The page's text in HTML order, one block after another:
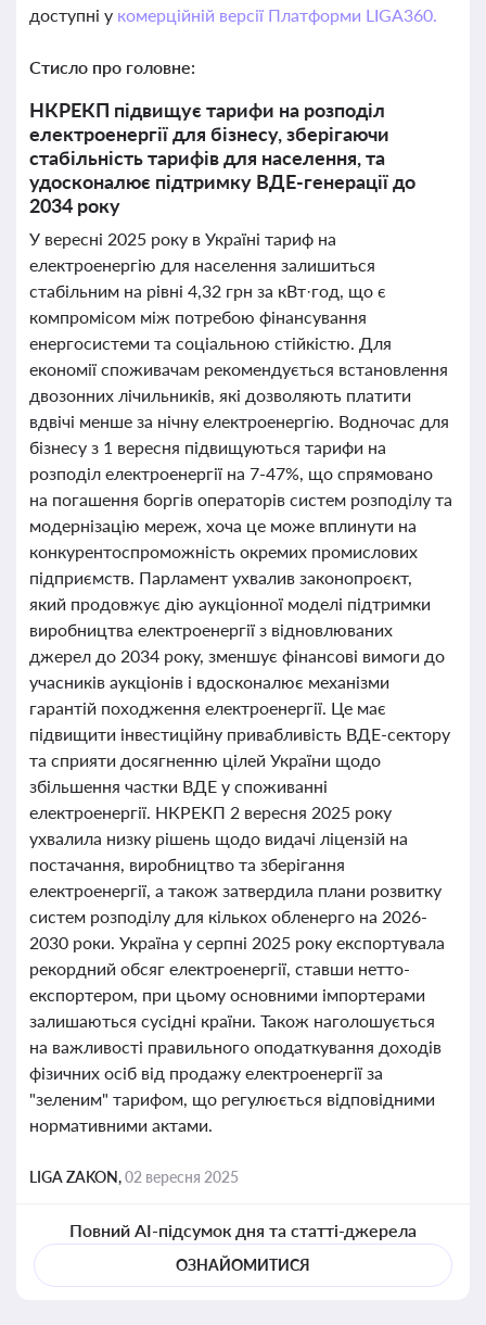
доступні у комерційній версії Платформи LIGA360.
Стисло про головне:
НКРЕКП підвищує тарифи на розподіл
електроенергії для бізнесу, зберігаючи
стабільність тарифів для населення, та
удосконалює підтримку ВДЕ-генерації до
2034 року
У вересні 2025 року в Україні тариф на
електроенергію для населення залишиться
стабільним на рівні 4,32 грн за кВт·год, що є
компромісом між потребою фінансування
енергосистеми та соціальною стійкістю. Для
економії споживачам рекомендується встановлення
двозонних лічильників, які дозволяють платити
вдвічі менше за нічну електроенергію. Водночас для
бізнесу з 1 вересня підвищуються тарифи на
розподіл електроенергії на 7-47%, що спрямовано
на погашення боргів операторів систем розподілу та
модернізацію мереж, хоча це може вплинути на
конкурентоспроможність окремих промислових
підприємств. Парламент ухвалив законопроєкт,
який продовжує дію аукціонної моделі підтримки
виробництва електроенергії з відновлюваних
джерел до 2034 року, зменшує фінансові вимоги до
учасників аукціонів і вдосконалює механізми
гарантій походження електроенергії. Це має
підвищити інвестиційну привабливість ВДЕ-сектору
та сприяти досягненню цілей України щодо
збільшення частки ВДЕ у споживанні
електроенергії. НКРЕКП 2 вересня 2025 року
ухвалила низку рішень щодо видачі ліцензій на
постачання, виробництво та зберігання
електроенергії, а також затвердила плани розвитку
систем розподілу для кількох обленерго на 2026-
2030 роки. Україна у серпні 2025 року експортувала
рекордний обсяг електроенергії, ставши нетто-
експортером, при цьому основними імпортерами
залишаються сусідні країни. Також наголошується
на важливості правильного оподаткування доходів
фізичних осіб від продажу електроенергії за
"зеленим" тарифом, що регулюється відповідними
нормативними актами.
LIGA ZAKON,02 вересня 2025
Повний AI-підсумок дня та статті-джерела
ОЗНАЙОМИТИСЯ